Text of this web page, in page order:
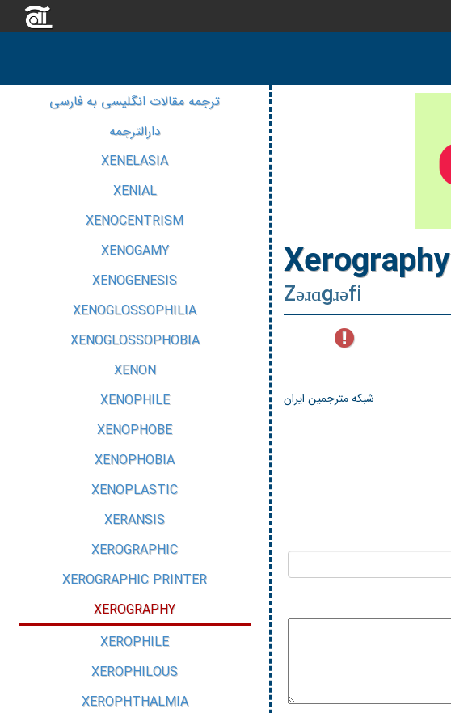
Xerography
Zəɹɑgɹəfi
شبکه مترجمین ایران
ترجمه مقالات انگلیسی به فارسی
دارالترجمه
XENELASIA
XENIAL
XENOCENTRISM
XENOGAMY
XENOGENESIS
XENOGLOSSOPHILIA
XENOGLOSSOPHOBIA
XENON
XENOPHILE
XENOPHOBE
XENOPHOBIA
XENOPLASTIC
XERANSIS
XEROGRAPHIC
XEROGRAPHIC PRINTER
XEROGRAPHY
XEROPHILE
XEROPHILOUS
XEROPHTHALMIA